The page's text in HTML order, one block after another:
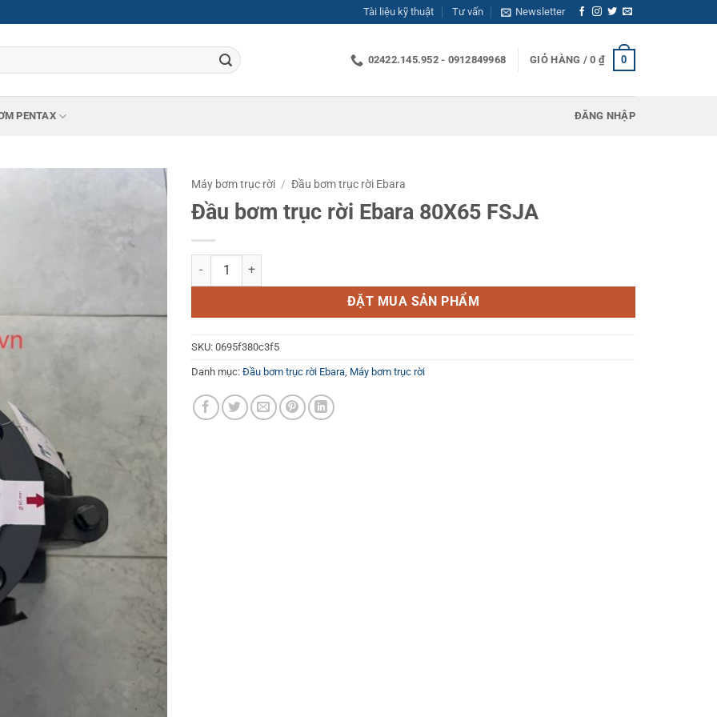
Tài liệu kỹ thuật Tư vấn Newsletter
02422.145.952 - 0912849968 GIỎ HÀNG /0 ₫ 0
PENTAX ĐĂNG NHẬP
Máy bơm trục rời / Đầu bơm trục rời Ebara
Đầu bơm trục rời Ebara 80X65 FSJA
Đầu bơm trục rời Ebara 80X65 FSJA số lượng
ĐẶT MUA SẢN PHẨM
SKU: 0695f380c3f5
Danh mục: Đầu bơm trục rời Ebara Máy bơm trục rời